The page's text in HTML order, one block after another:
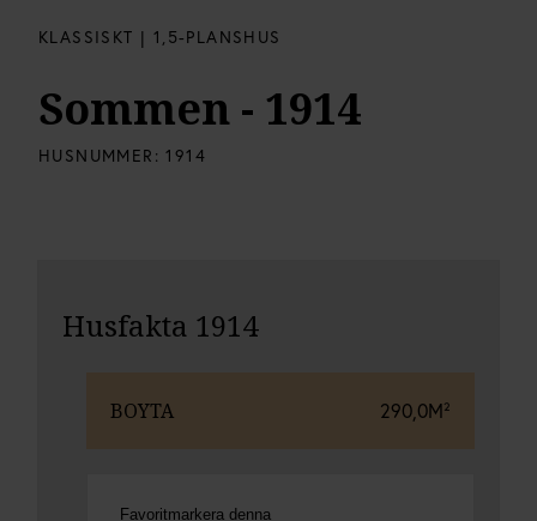
KLASSISKT | 1,5-PLANSHUS
Sommen - 1914
HUSNUMMER:1914
Husfakta 1914
BOYTA 290,0M²
Favoritmarkera denna